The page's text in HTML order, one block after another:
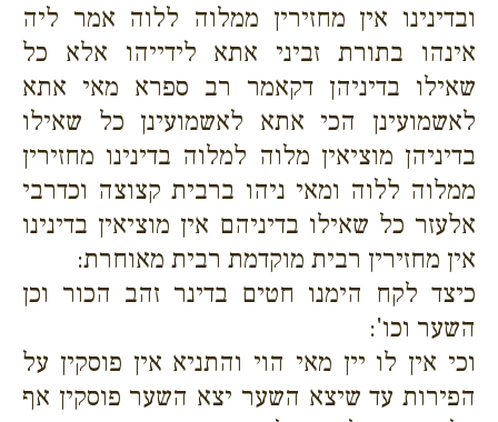
ובדינינו אין מחזירין ממלוה ללוה אמר ליה
אינהו בתורת זביני אתא לידייהו אלא כל
שאילו בדיניהן דקאמר רב ספרא מאי אתא
לאשמועינן הכי אתא לאשמועינן כל שאילו
בדיניהן מוציאין מלוה למלוה בדינינו מחזירין
ממלוה ללוה ומאי ניהו ברבית קצוצה וכדרבי
אלעזר כל שאילו בדיניהם אין מוציאין בדינינו
אין מחזירין רבית מוקדמת רבית מאוחרת:
כיצד לקח הימנו חטים בדינר זהב הכור וכן
השער וכו':
וכי אין לו יין מאי הוי והתניא אין פוסקין על
הפירות עד שיצא השער יצא השער פוסקין אף